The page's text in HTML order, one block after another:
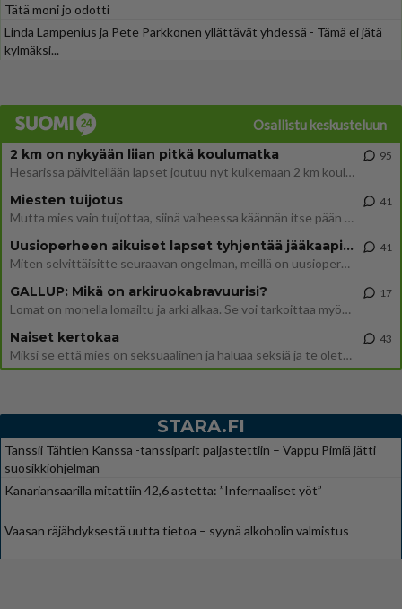
Tätä moni jo odotti
Linda Lampenius ja Pete Parkkonen yllättävät yhdessä - Tämä ei jätä
kylmäksi...
Osallistu keskusteluun
2 km on nykyään liian pitkä koulumatka
Hesarissa päivitellään lapset joutuu nyt kulkemaan 2 km kouluun jösses. Ruostefillarilla tuo matka menee vaikka miten äk
95
Miesten tuijotus
Mutta mies vain tuijottaa, siinä vaiheessa käännän itse pään pois. Mikä juttu? Yleensä jos joku tuijottaa tai katsoo, hä
41
Uusioperheen aikuiset lapset tyhjentää jääkaapin käydessään
Miten selvittäisitte seuraavan ongelman, meillä on uusioperhe, minulla teini-ikäiset lapset ja puolisolla aikuiset, jotk
41
GALLUP: Mikä on arkiruokabravuurisi?
Lomat on monella lomailtu ja arki alkaa. Se voi tarkoittaa myös sitä, että grillailut on grillattu ja palataan arjen ruo
17
Naiset kertokaa
Miksi se että mies on seksuaalinen ja haluaa seksiä ja te olette hänen mielestänne haluttava on vastenmielistä? Mikä sii
43
STARA.FI
Tanssii Tähtien Kanssa -tanssiparit paljastettiin – Vappu Pimiä jätti
suosikkiohjelman
Kanariansaarilla mitattiin 42,6 astetta: ”Infernaaliset yöt”
Vaasan räjähdyksestä uutta tietoa – syynä alkoholin valmistus